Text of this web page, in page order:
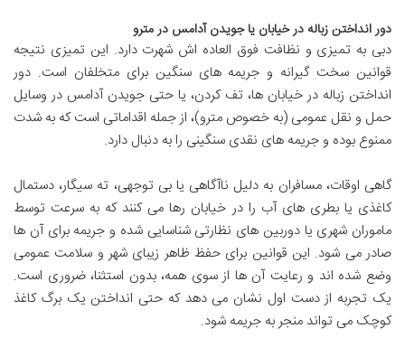
دور انداختن زباله در خیابان یا جویدن آدامس در مترو
دبی به تمیزی و نظافت فوق العاده اش شهرت دارد. این تمیزی نتیجه
قوانین سخت گیرانه و جریمه های سنگین برای متخلفان است. دور
انداختن زباله در خیابان ها، تف کردن، یا حتی جویدن آدامس در وسایل
حمل و نقل عمومی (به خصوص مترو)، از جمله اقداماتی است که به شدت
ممنوع بوده و جریمه های نقدی سنگینی را به دنبال دارد.
گاهی اوقات، مسافران به دلیل ناآگاهی یا بی توجهی، ته سیگار، دستمال
کاغذی یا بطری های آب را در خیابان رها می کنند که به سرعت توسط
ماموران شهری یا دوربین های نظارتی شناسایی شده و جریمه برای آن ها
صادر می شود. این قوانین برای حفظ ظاهر زیبای شهر و سلامت عمومی
وضع شده اند و رعایت آن ها از سوی همه، بدون استثنا، ضروری است.
یک تجربه از دست اول نشان می دهد که حتی انداختن یک برگ کاغذ
کوچک می تواند منجر به جریمه شود.